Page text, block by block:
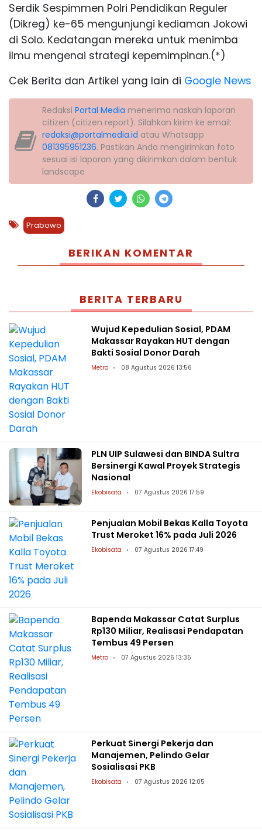
Serdik Sespimmen Polri Pendidikan Reguler
(Dikreg) ke-65 mengunjungi kediaman Jokowi
di Solo. Kedatangan mereka untuk menimba
ilmu mengenai strategi kepemimpinan.(*)
Cek Berita dan Artikel yang lain di Google News
Redaksi Portal Media menerima naskah laporan
citizen (citizen report). Silahkan kirim ke email:
redaksi@portalmedia.id atau Whatsapp
081395951236. Pastikan Anda mengirimkan foto
sesuai isi laporan yang dikirimkan dalam bentuk
landscape
Prabowo
BERIKAN KOMENTAR
BERITA TERBARU
Wujud Kepedulian Sosial, PDAM
Makassar Rayakan HUT dengan
Bakti Sosial Donor Darah
Metro 08 Agustus 2026 13:56
PLN UIP Sulawesi dan BINDA Sultra
Bersinergi Kawal Proyek Strategis
Nasional
Ekobisata 07 Agustus 2026 17:59
Penjualan Mobil Bekas Kalla Toyota
Trust Meroket 16% pada Juli 2026
Ekobisata 07 Agustus 2026 17:49
Bapenda Makassar Catat Surplus
Rp130 Miliar, Realisasi Pendapatan
Tembus 49 Persen
Metro 07 Agustus 2026 13:35
Perkuat Sinergi Pekerja dan
Manajemen, Pelindo Gelar
Sosialisasi PKB
Ekobisata 07 Agustus 2026 12:05